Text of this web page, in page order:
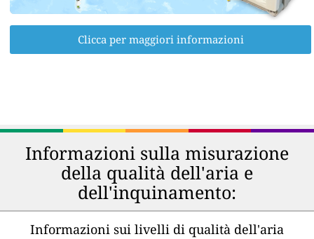
Clicca per maggiori informazioni
Informazioni sulla misurazione
della qualità dell'aria e
dell'inquinamento:
Informazioni sui livelli di qualità dell'aria